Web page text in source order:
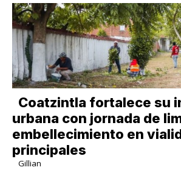
Coatzintla fortalece su
urbana con jornada de
embellecimiento en
principales
Gillian